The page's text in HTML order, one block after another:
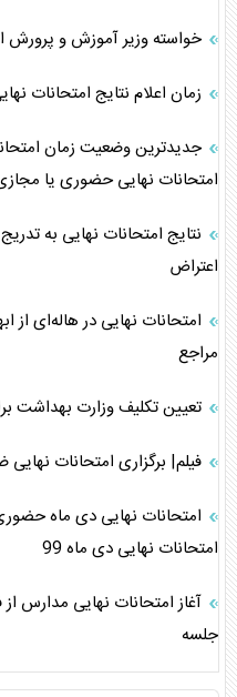
خواسته وزیر آموزش و پرورش
زمان اعلام نتایج امتحانات
امتحانات نهایی حضوری یا
نتایج امتحانات نهایی به
اعتراض
امتحانات نهایی در هاله‌ای
مراجع
تعیین تکلیف وزارت بهداشت
فیلم| برگزاری امتحانات
امتحانات نهایی دی ماه
امتحانات نهایی دی ماه 99
آغاز امتحانات نهایی مدارس
جلسه